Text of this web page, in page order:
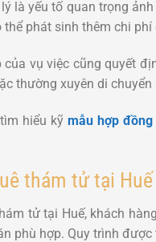
là yếu tố quan trọng
thể phát sinh thêm chi
vụ việc cũng quyết
thường xuyên di
hiểu kỹ mẫu hợp
thám tử tại
tử tại Huế, khách
phù hợp. Quy trình